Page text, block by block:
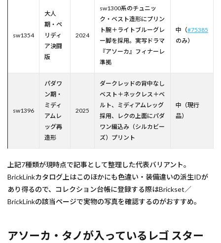
sw1354
大人
期・ペ
リディ
ア決闘
版
2024
sw1300系のチュニッ
ク・ベスト造形にプリン
ト腕＋ライトブルーグレ
ー脚を採用。実写ドラマ
『アソーカ』フィナーレ
準拠
中（#75385
のみ）
sw1396
パダワ
ン期・
ミディ
アムレ
ッグ再
造形
2025
ダークレッドの背中なし
ベスト＋ネックレス＋ベ
ルト、ミディアムレッグ
採用、レクの上面にパダ
ワン編込み（シルカビー
ズ）プリント
中（現行
品）
上記7種類が現時点で記事として整理した代表バリアント。
BrickLinkカタログ上はこのほかにも色違い・装備違いの派生IDが
あり得るので、コレクション台帳に登録する際はBrickset／
BrickLinkの該当ページで実物の写真を確認するのがおすすめ。
アソーカ・タノが入っているレゴ スター